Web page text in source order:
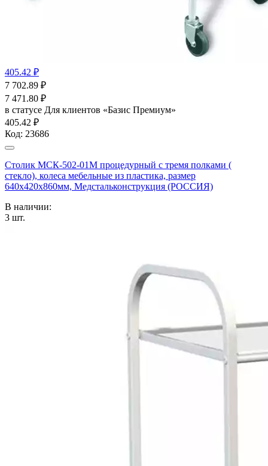
405.42 ₽
7 702.89 ₽
7 471.80 ₽
в статусе Для клиентов «Базис Премиум»
405.42 ₽
Код: 23686
Столик МСК-502-01М процедурный с тремя полками (
стекло), колеса мебельные из пластика, размер
640х420х860мм, Медстальконструкция (РОССИЯ)
В наличии:
3 шт.